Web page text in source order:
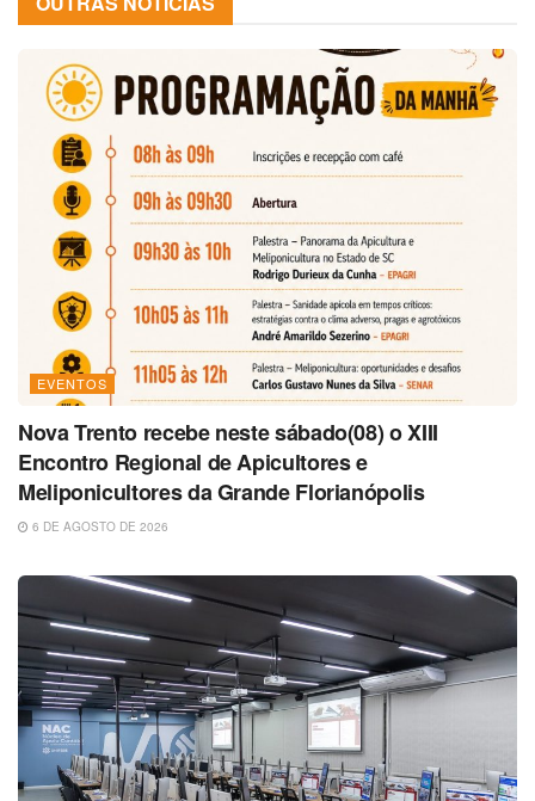
EVENTOS
Nova Trento recebe neste sábado(08) o XIII
Encontro Regional de Apicultores e
Meliponicultores da Grande Florianópolis
6 DE AGOSTO DE 2026